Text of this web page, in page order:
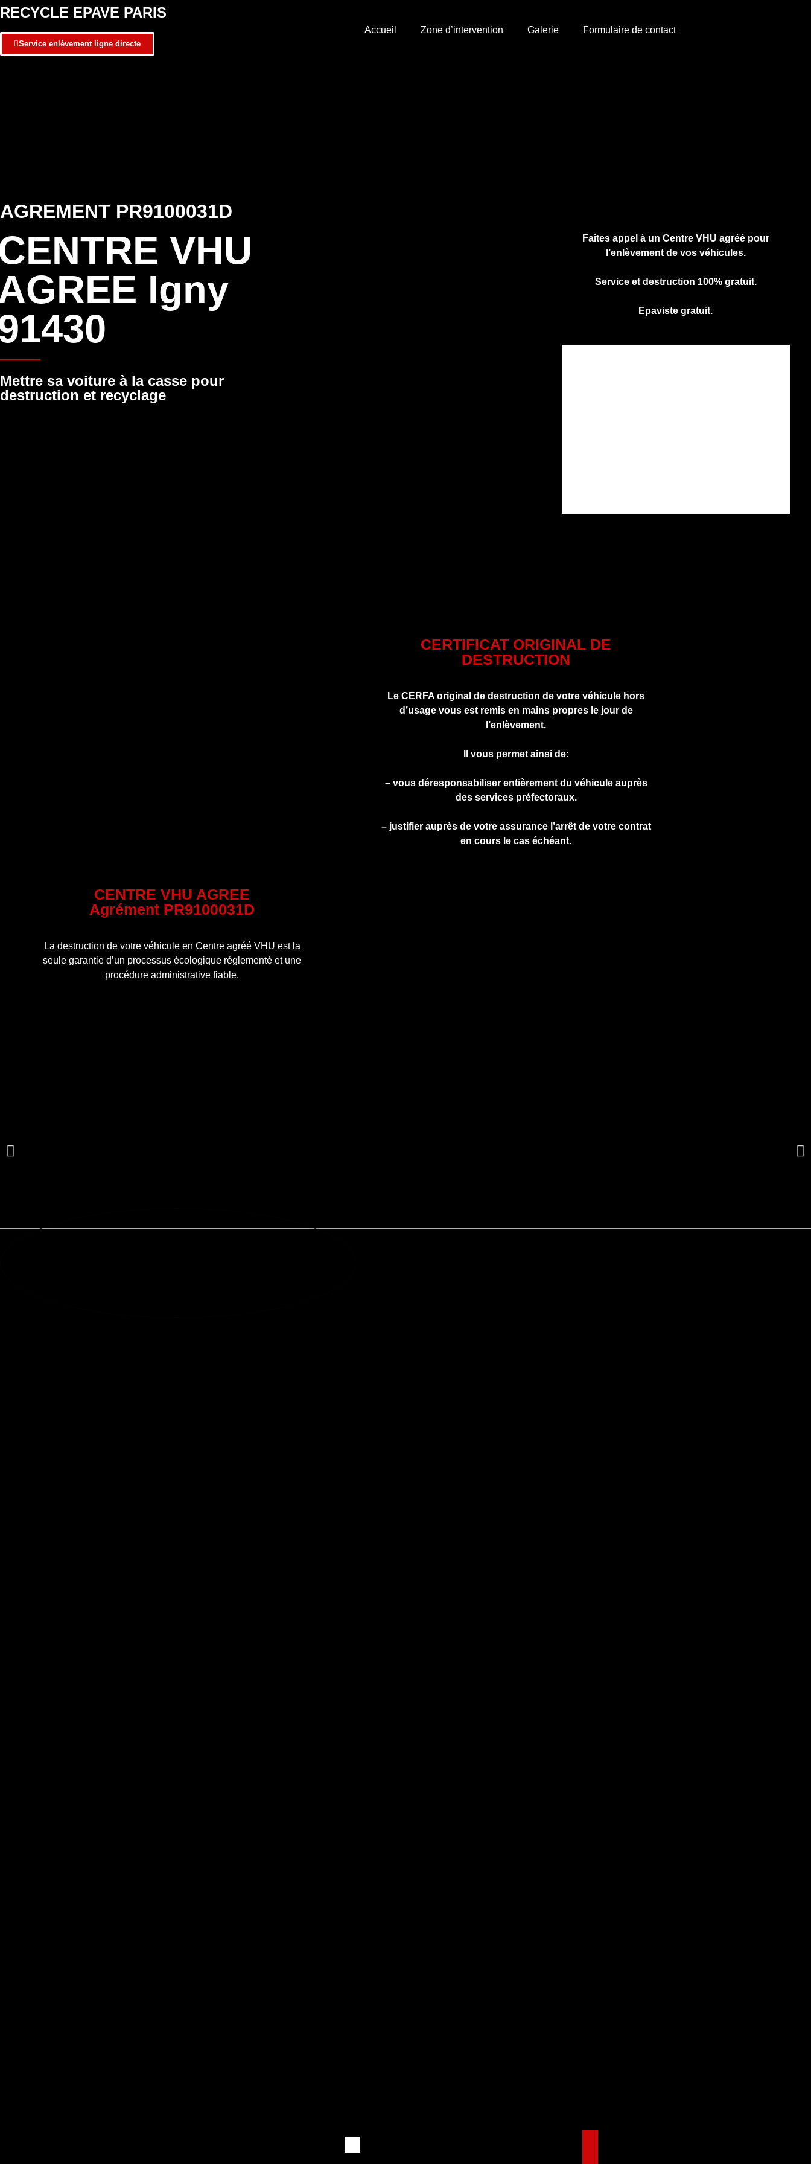
RECYCLE EPAVE PARIS
Service enlèvement ligne directe
Accueil Zone d’intervention Galerie Formulaire de contact
AGREMENT PR9100031D
VHU
Igny
Mettre sa voiture à la casse pour
destruction et recyclage
Faites appel à un Centre VHU agréé pour
l’enlèvement de vos véhicules.
Service et destruction 100% gratuit.
Epaviste gratuit.
CERTIFICAT ORIGINAL DE
DESTRUCTION
Le CERFA original de destruction de votre véhicule hors
d’usage vous est remis en mains propres le jour de
l’enlèvement.
Il vous permet ainsi de:
– vous déresponsabiliser entièrement du véhicule auprès
des services préfectoraux.
– justifier auprès de votre assurance l’arrêt de votre contrat
en cours le cas échéant.
CENTRE VHU AGREE
Agrément PR9100031D
La destruction de votre véhicule en Centre agréé VHU est la
seule garantie d’un processus écologique réglementé et une
procédure administrative fiable.